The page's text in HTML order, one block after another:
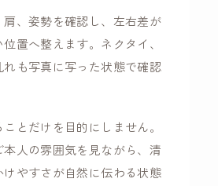
、姿勢を確認し、左右差が
置へ整えます。ネクタイ、
も写真に写った状態で確認
とだけを目的にしません。
人の雰囲気を見ながら、清
やすさが自然に伝わる状態